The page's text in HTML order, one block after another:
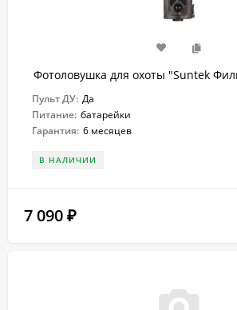
Фотоловушка для охоты "Suntek
Пульт ДУ: Да
Питание: батарейки
Гарантия: 6 месяцев
В НАЛИЧИИ
7 090 ₽